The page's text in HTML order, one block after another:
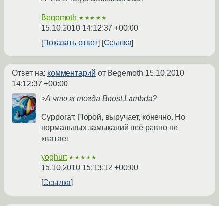
Begemoth ★★★★★
15.10.2010 14:12:37 +00:00
Показать ответ
Ссылка
Ответ на: комментарий от Begemoth 15.10.2010
14:12:37 +00:00
>А что ж тогда Boost.Lambda?
Суррогат. Порой, выручает, конечно. Но
нормальных замыканий всё равно не
хватает
yoghurt ★★★★★
15.10.2010 15:13:12 +00:00
Ссылка